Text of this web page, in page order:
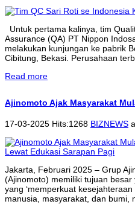
Untuk pertama kalinya, tim
Assurance (QA) PT Nippon
melakukan kunjungan ke pabrik
Cibitung, Bekasi. Perusahaan
Read more
Ajinomoto Ajak Masyarakat
17-03-2025 Hits:1268 BIZNEWS
Jakarta, Februari 2025 – Grup
(Ajinomoto) memiliki tujuan
yang ‘memperkuat
manusia, masyarakat, dan bumi,